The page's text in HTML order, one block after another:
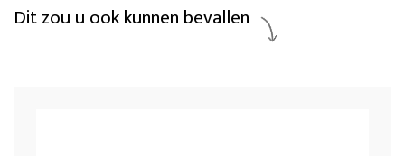
Dit zou u ook kunnen bevallen